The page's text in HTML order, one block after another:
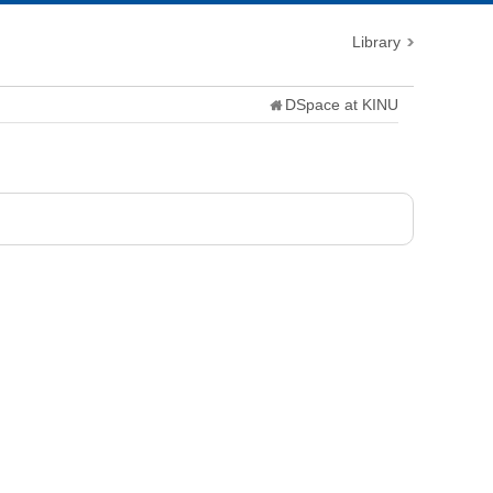
Library
DSpace at KINU